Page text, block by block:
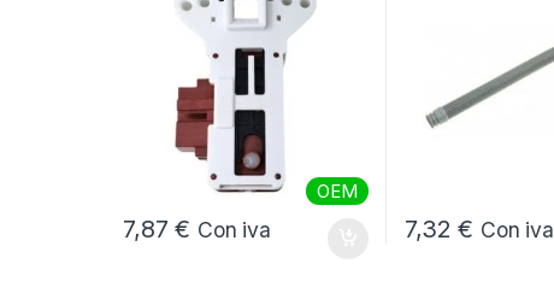
OEM
7,87€ Con iva 7,32€ Con iva